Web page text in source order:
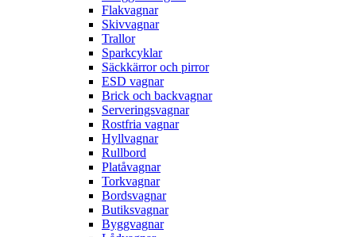
Flakvagnar
Skivvagnar
Trallor
Sparkcyklar
Säckkärror och pirror
ESD vagnar
Brick och backvagnar
Serveringsvagnar
Rostfria vagnar
Hyllvagnar
Rullbord
Platåvagnar
Torkvagnar
Bordsvagnar
Butiksvagnar
Byggvagnar